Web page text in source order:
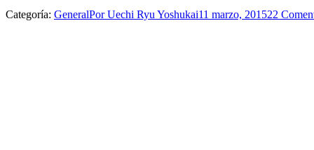
Categoría: GeneralPorUechi Ryu Yoshukai11 marzo, 201522